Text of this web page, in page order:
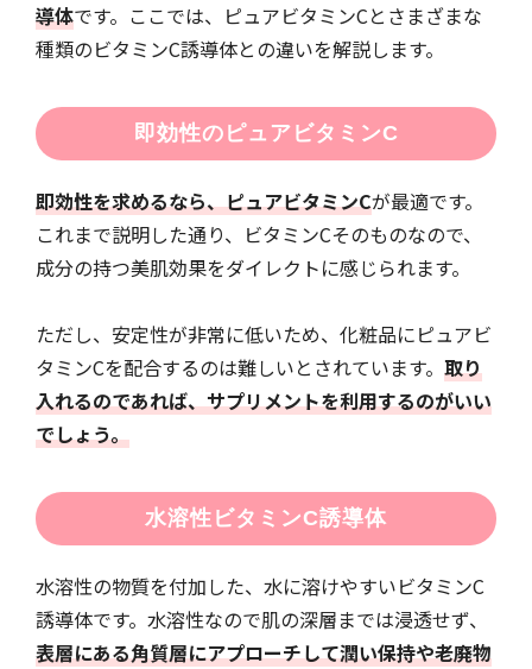
導体です。ここでは、ピュアビタミンCとさまざまな
種類のビタミンC誘導体との違いを解説します。
即効性のピュアビタミンC
即効性を求めるなら、ピュアビタミンCが最適です。
これまで説明した通り、ビタミンCそのものなので、
成分の持つ美肌効果をダイレクトに感じられます。
ただし、安定性が非常に低いため、化粧品にピュアビ
タミンCを配合するのは難しいとされています。 取り
入れるのであれば、サプリメントを利用するのがいい
でしょう。
水溶性ビタミンC誘導体
水溶性の物質を付加した、水に溶けやすいビタミンC
誘導体です。水溶性なので肌の深層までは浸透せず、
表層にある角質層にアプローチして潤い保持や老廃物